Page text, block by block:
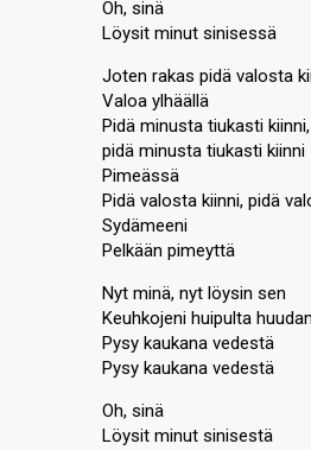
Oh, sinä
Löysit minut sinisessä
Joten rakas pidä valosta
Valoa ylhäällä
Pidä minusta tiukasti
pidä minusta tiukasti kiinni
Pimeässä
Pidä valosta kiinni, pidä
Sydämeeni
Pelkään pimeyttä
Nyt minä, nyt löysin sen
Keuhkojeni huipulta
Pysy kaukana vedestä
Pysy kaukana vedestä
Oh, sinä
Löysit minut sinisestä